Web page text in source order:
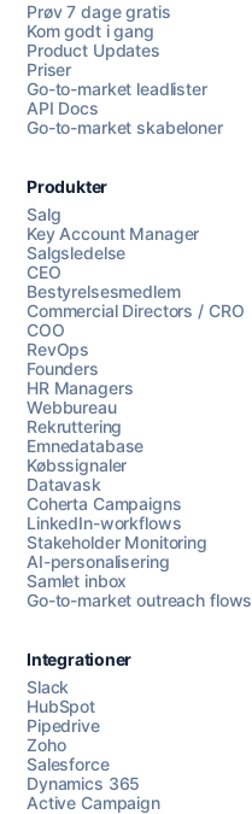
Chat med os
Prøv 7 dage gratis
Kom godt i gang
Product Updates
Priser
Go-to-market leadlister
API Docs
Go-to-market skabeloner
Produkter
Salg
Key Account Manager
Salgsledelse
CEO
Bestyrelsesmedlem
Commercial Directors / CRO
COO
RevOps
Founders
HR Managers
Webbureau
Rekruttering
Emnedatabase
Købssignaler
Datavask
Coherta Campaigns
LinkedIn-workflows
Stakeholder Monitoring
AI-personalisering
Samlet inbox
Go-to-market outreach flows
Integrationer
Slack
HubSpot
Pipedrive
Zoho
Salesforce
Dynamics 365
Active Campaign